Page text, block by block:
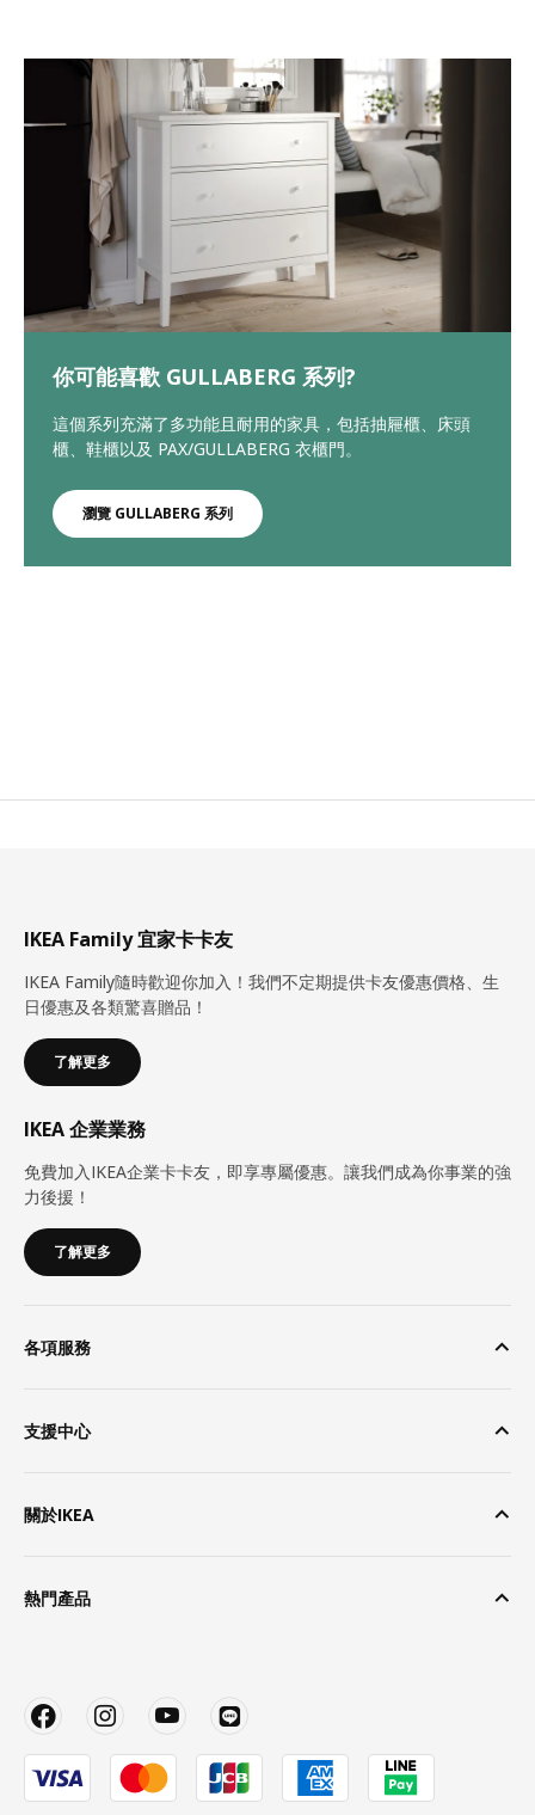
你可能喜歡 GULLABERG 系列?
這個系列充滿了多功能且耐用的家具，包括抽屜櫃、床頭
櫃、鞋櫃以及 PAX/GULLABERG 衣櫃門。
瀏覽 GULLABERG 系列
IKEA Family 宜家卡卡友
IKEA Family隨時歡迎你加入！我們不定期提供卡友優惠價格、生
日優惠及各類驚喜贈品！
了解更多
IKEA 企業業務
免費加入IKEA企業卡卡友，即享專屬優惠。讓我們成為你事業的強
力後援！
了解更多
各項服務
支援中心
關於IKEA
熱門產品